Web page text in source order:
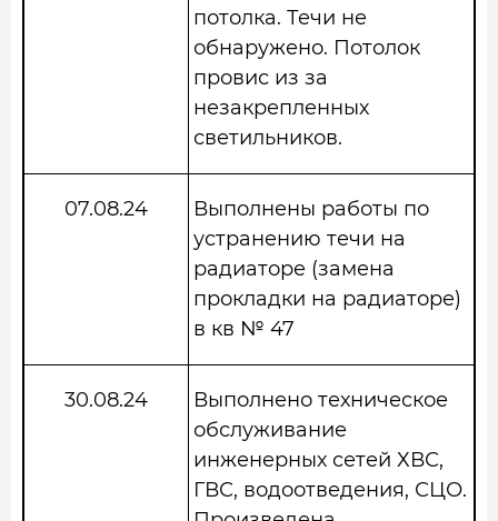
потолка. Течи не
обнаружено. Потолок
провис из за
незакрепленных
светильников.
07.08.24
Выполнены работы по
устранению течи на
радиаторе (замена
прокладки на радиаторе)
в кв № 47
30.08.24
Выполнено техническое
обслуживание
инженерных сетей ХВС,
ГВС, водоотведения, СЦО.